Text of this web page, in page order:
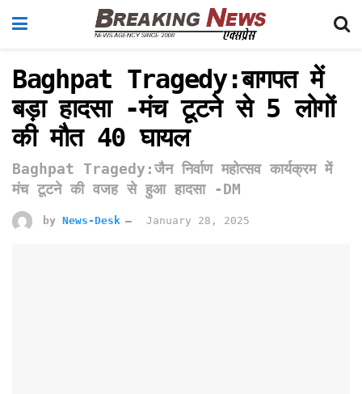
Baghpat Tragedy:बागपत में
बड़ा हादसा -मंच टूटने से 5 लोगों
की मौत 40 घायल
Baghpat Tragedy:जैन निर्वाण महोत्सव कार्यक्रम में
मंच टूटने की वजह से हुआ हादसा -DM
by News-Desk January 28, 2025